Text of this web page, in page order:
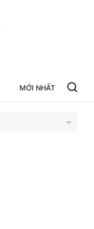
MỚI NHẤT